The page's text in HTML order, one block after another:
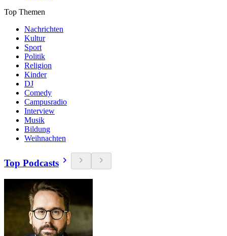
Top Themen
Nachrichten
Kultur
Sport
Politik
Religion
Kinder
DJ
Comedy
Campusradio
Interview
Musik
Bildung
Weihnachten
Top Podcasts